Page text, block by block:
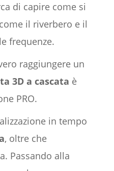
di capire come si
il riverbero e il
frequenze.
raggiungere un
3D a cascata è
PRO.
in tempo
, oltre che
Passando alla